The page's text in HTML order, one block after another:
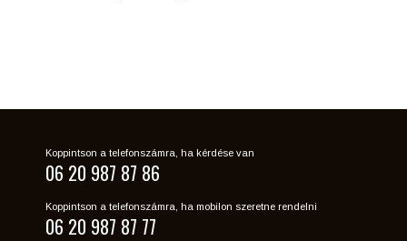
Koppintson a telefonszámra, ha kérdése van
06 20 987 87 86
Koppintson a telefonszámra, ha mobilon szeretne rendelni
06 20 987 87 77